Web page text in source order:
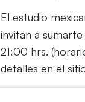
El estudio
invitan a
21:00 hrs.
detalles en el